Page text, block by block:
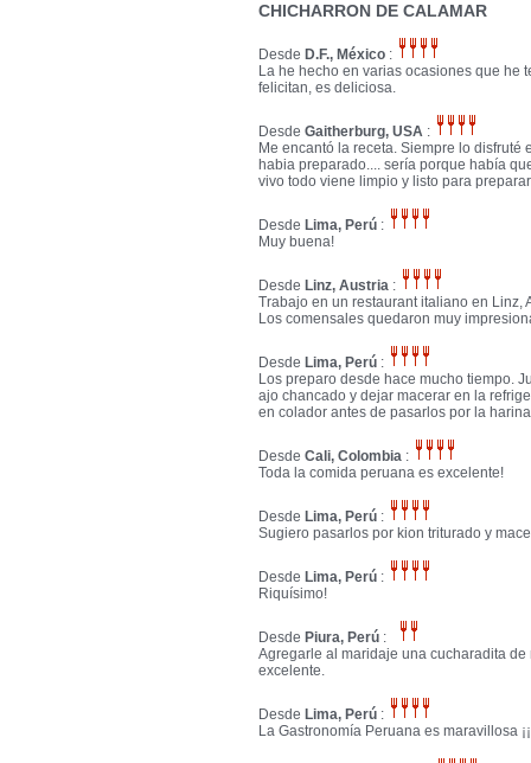
CHICHARRON DE CALAMAR
Desde D.F., México :
La he hecho en varias ocasiones que he
felicitan, es deliciosa.
DesdeGaitherburg, USA :
Me encantó la receta. Siempre lo
habia preparado.... sería porque había
vivo todo viene limpio y listo para
Desde Lima, Perú :
Muy buena!
Desde Linz, Austria :
Trabajo en un restaurant italiano en Linz,
Los comensales quedaron muy
Desde Lima, Perú :
Los preparo desde hace mucho tiempo.
ajo chancado y dejar macerar en la
en colador antes de pasarlos por la
DesdeCali, Colombia :
Toda la comida peruana es excelente!
Desde Lima, Perú :
Sugiero pasarlos por kion triturado y
Desde Lima, Perú :
Riquísimo!
Desde Piura, Perú :
Agregarle al maridaje una cucharadita
excelente.
Desde Lima, Perú :
La Gastronomía Peruana es maravillosa